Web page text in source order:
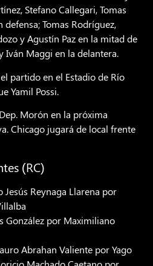
Stefano Callegari, Tomas
defensa; Tomas Rodríguez,
y Agustín Paz en la mitad de
Iván Maggi en la delantera.
partido en el Estadio de Río
Yamil Possi.
Morón en la próxima
Chicago jugará de local frente
(RC)
Jesús Reynaga Llarena por
González por Maximiliano
Abrahan Valiente por Yago